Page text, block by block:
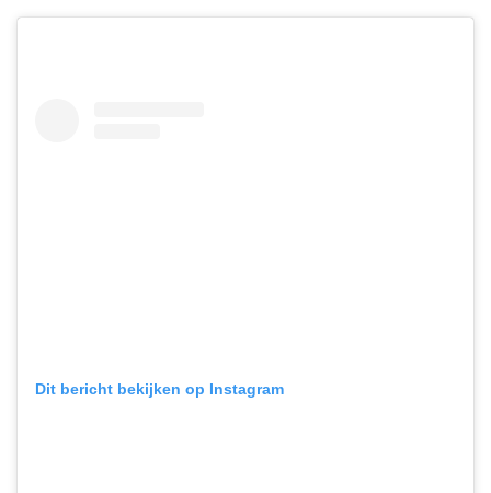
Dit bericht bekijken op Instagram